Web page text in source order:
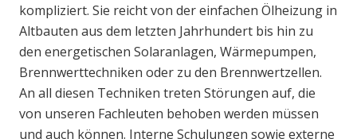
kompliziert. Sie reicht von der einfachen Ölheizung in
Altbauten aus dem letzten Jahrhundert bis hin zu
den energetischen Solaranlagen, Wärmepumpen,
Brennwerttechniken oder zu den Brennwertzellen.
An all diesen Techniken treten Störungen auf, die
von unseren Fachleuten behoben werden müssen
und auch können. Interne Schulungen sowie externe